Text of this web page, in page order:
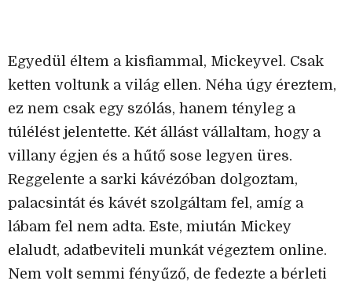
Egyedül éltem a kisfiammal, Mickeyvel. Csak
ketten voltunk a világ ellen. Néha úgy éreztem,
ez nem csak egy szólás, hanem tényleg a
túlélést jelentette. Két állást vállaltam, hogy a
villany égjen és a hűtő sose legyen üres.
Reggelente a sarki kávézóban dolgoztam,
palacsintát és kávét szolgáltam fel, amíg a
lábam fel nem adta. Este, miután Mickey
elaludt, adatbeviteli munkát végeztem online.
Nem volt semmi fényűző, de fedezte a bérleti